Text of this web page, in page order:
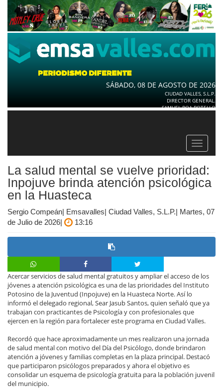
SÁBADO, 08 DE AGOSTO DE 2026
CIUDAD VALLES, S.L.P.
DIRECTOR GENERAL.
SAMUEL ROA BOTELLO
Toggle
La salud mental se vuelve prioridad:
Inpojuve brinda atención psicológica
en la Huasteca
Sergio Compeán| Emsavalles| Ciudad Valles, S.L.P.| Martes, 07
de Julio de 2026|
13:16
Acercar servicios de salud mental gratuitos y ampliar el acceso de los
jóvenes a atención psicológica es una de las prioridades del Instituto
Potosino de la Juventud (Inpojuve) en la Huasteca Norte. Así lo
informó el delegado regional, Sear Jasub Santos, quien señaló que ya
trabajan con practicantes de Psicología y con profesionales que
ejercen en la región para fortalecer este programa en Ciudad Valles.
Recordó que hace aproximadamente un mes realizaron una jornada
de salud mental con motivo del Día del Psicólogo, donde brindaron
atención a jóvenes y familias completas en la plaza principal. Destacó
que participaron psicólogos preparados y ahora el objetivo es
consolidar un esquema de psicología gratuita para la población juvenil
del municipio.